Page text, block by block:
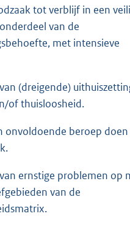
tot verblijf in een
van de
met intensieve
(dreigende)
of thuisloosheid.
onvoldoende beroep
ernstige problemen op
van de